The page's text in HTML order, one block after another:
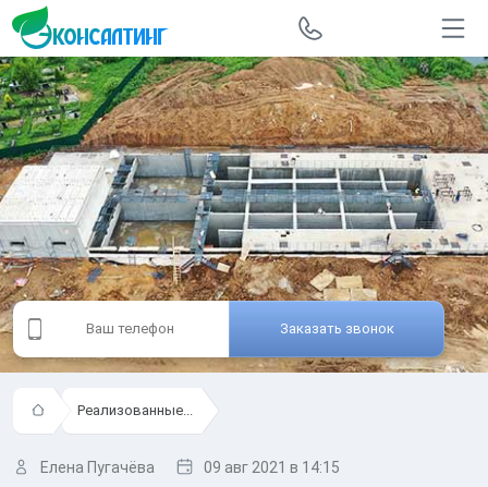
Заказать звонок
Реализованные...
Елена Пугачёва 09 авг 2021 в 14:15